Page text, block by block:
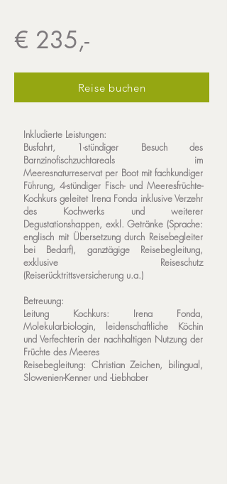
€ 235,-
Reise buchen
Inkludierte Leistungen:
Busfahrt, 1-stündiger Besuch des
Barnzinofischzuchtareals im
Meeresnaturreservat per Boot mit fachkundiger
Führung, 4-stündiger Fisch- und Meeresfrüchte-
Kochkurs geleitet Irena Fonda inklusive Verzehr
des Kochwerks und weiterer
Degustationshappen, exkl. Getränke (Sprache:
englisch mit Übersetzung durch Reisebegleiter
bei Bedarf), ganztägige Reisebegleitung,
exklusive Reiseschutz
(Reiserücktrittsversicherung u.a.)
Betreuung:
Leitung Kochkurs: Irena Fonda,
Molekularbiologin, leidenschaftliche Köchin
und Verfechterin der nachhaltigen Nutzung der
Früchte des Meeres
Reisebegleitung: Christian Zeichen, bilingual,
Slowenien-Kenner und -Liebhaber